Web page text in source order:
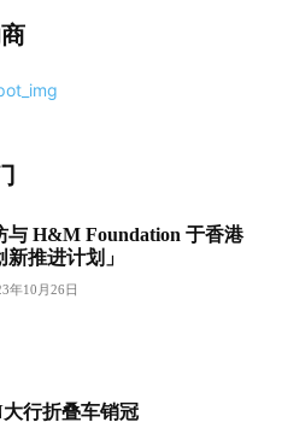
与 H&M Foundation 于香港
新推进计划」
年10月26日
行折叠车销冠